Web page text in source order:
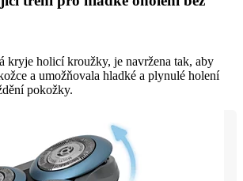
kryje holicí kroužky, je navržena tak, aby
a umožňovala hladké a plynulé holení
pokožky.